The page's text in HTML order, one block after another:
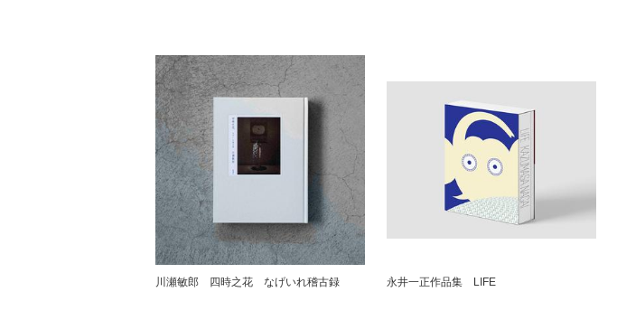
川瀬敏郎 四時之花 なげいれ稽古録 永井一正作品集 LIFE